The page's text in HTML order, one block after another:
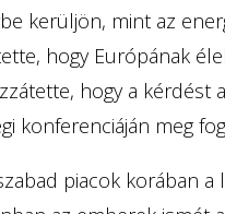
kerüljön, mint az
hogy Európának
hogy a kérdést
konferenciáján meg
piacok korában